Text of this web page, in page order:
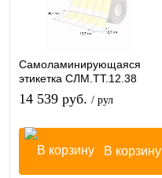
Самоламинирующаяся
этикетка СЛМ.ТТ.12.38
14 539 руб. / рул
В корзину